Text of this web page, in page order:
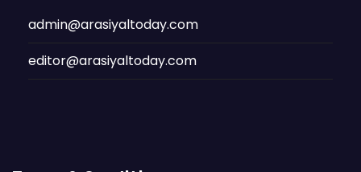
admin@arasiyaltoday.com
editor@arasiyaltoday.com